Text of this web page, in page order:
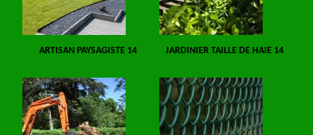
ARTISAN PAYSAGISTE 14 JARDINIER TAILLE DE HAIE 14